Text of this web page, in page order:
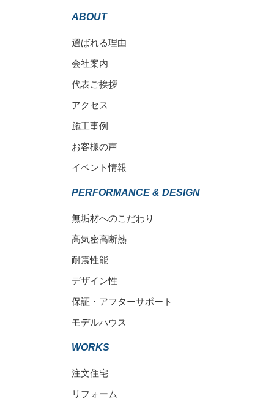
ABOUT
選ばれる理由
会社案内
代表ご挨拶
アクセス
施工事例
お客様の声
イベント情報
PERFORMANCE & DESIGN
無垢材へのこだわり
高気密高断熱
耐震性能
デザイン性
保証・アフターサポート
モデルハウス
WORKS
注文住宅
リフォーム